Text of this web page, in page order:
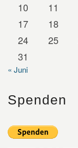
10
11
17
18
24
25
31
« Juni
Spenden